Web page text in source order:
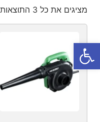
פתח סרגל נגישות
מציגים את כל ⁦3⁩ התוצאות